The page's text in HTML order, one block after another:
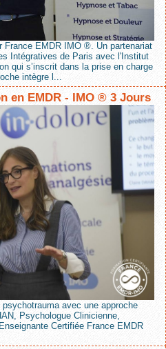
France EMDR IMO ®. Un partenariat
Intégratives de Paris avec l'Institut
qui s’inscrit dans la prise en charge
intègre l...
en EMDR - IMO ® 3 Jours
avec une approche
Psychologue Clinicienne,
Certifiée France EMDR